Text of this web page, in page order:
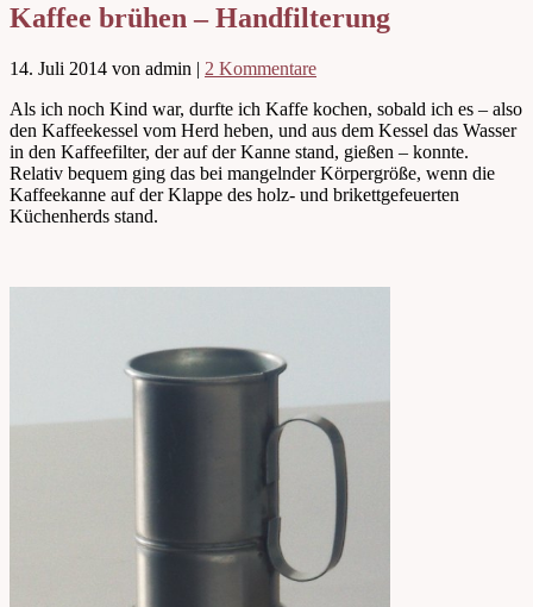
Kaffee brühen – Handfilterung
14. Juli 2014 von admin | 2 Kommentare
Als ich noch Kind war, durfte ich Kaffe kochen, sobald ich es – also
den Kaffeekessel vom Herd heben, und aus dem Kessel das Wasser
in den Kaffeefilter, der auf der Kanne stand, gießen – konnte.
Relativ bequem ging das bei mangelnder Körpergröße, wenn die
Kaffeekanne auf der Klappe des holz- und brikettgefeuerten
Küchenherds stand.